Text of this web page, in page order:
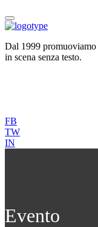
Dal 1999 promuoviamo
in scena senza testo.
FB
TW
IN
Evento